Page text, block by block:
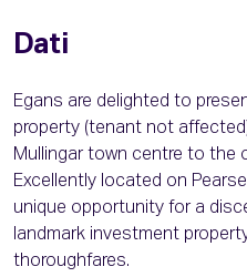
Dati
Egans are delighted to
property (tenant not
Mullingar town centre to the
Excellently located on
unique opportunity for a
landmark investment
thoroughfares.